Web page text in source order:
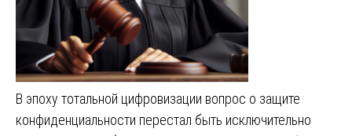
В эпоху тотальной цифровизации вопрос о защите
конфиденциальности перестал быть исключительно